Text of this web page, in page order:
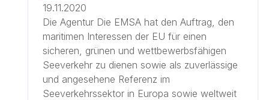
19.11.2020
Die Agentur Die EMSA hat den Auftrag, den
maritimen Interessen der EU für einen
sicheren, grünen und wettbewerbsfähigen
Seeverkehr zu dienen sowie als zuverlässige
und angesehene Referenz im
Seeverkehrssektor in Europa sowie weltweit